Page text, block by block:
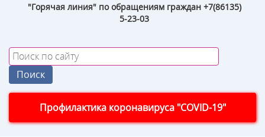
"Горячая линия" по обращениям граждан +7(86135)
5-23-03
Профилактика коронавируса "COVID-19"